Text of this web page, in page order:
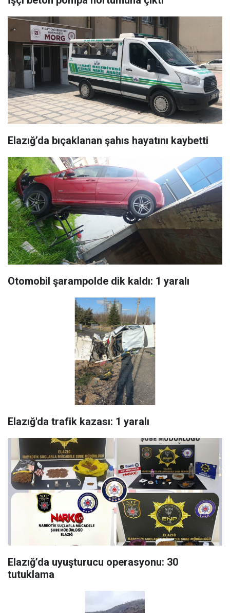
Elazığ’da bıçaklanan şahıs hayatını kaybetti
Otomobil şarampolde dik kaldı: 1 yaralı
Elazığ'da trafik kazası: 1 yaralı
Elazığ’da uyuşturucu operasyonu: 30
tutuklama